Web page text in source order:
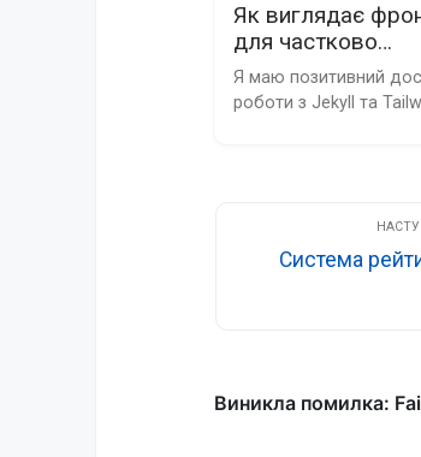
Як виглядає
для частково
статичного клона
Я маю позитивний
роботи з Jekyll та
Система